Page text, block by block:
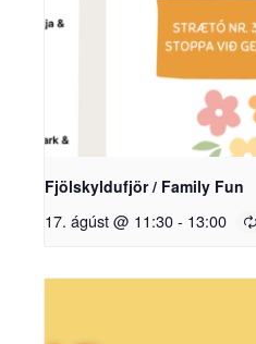
Fjölskyldufjör / Family Fun
17. ágúst @ 11:30- 13:00